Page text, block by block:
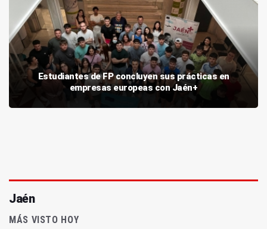
Estudiantes de FP concluyen sus prácticas en
empresas europeas con Jaén+
Jaén
MÁS VISTO HOY